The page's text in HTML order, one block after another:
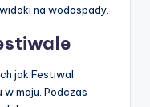
na wodospady.
jak Festiwal
maju. Podczas